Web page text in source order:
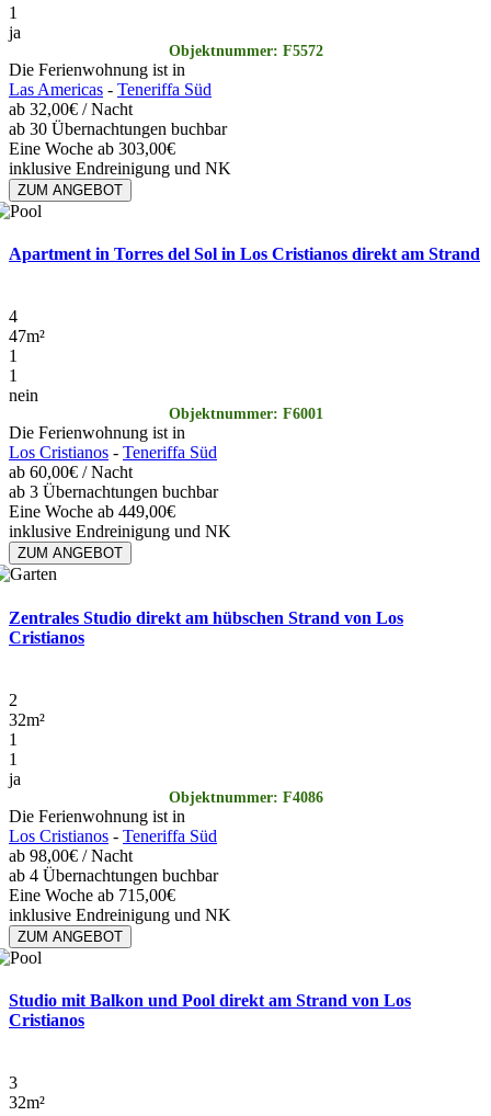
1
ja
Objektnummer: F5572
Die Ferienwohnung ist in
Las Americas - Teneriffa Süd
ab 32,00€ / Nacht
ab 30 Übernachtungen buchbar
Eine Woche ab 303,00€
inklusive Endreinigung und NK
ZUM ANGEBOT
Apartment in Torres del Sol in Los Cristianos direkt am Strand
4
47m²
1
1
nein
Objektnummer: F6001
Die Ferienwohnung ist in
Los Cristianos - Teneriffa Süd
ab 60,00€ / Nacht
ab 3 Übernachtungen buchbar
Eine Woche ab 449,00€
inklusive Endreinigung und NK
ZUM ANGEBOT
Zentrales Studio direkt am hübschen Strand von Los
Cristianos
2
32m²
1
1
ja
Objektnummer: F4086
Die Ferienwohnung ist in
Los Cristianos - Teneriffa Süd
ab 98,00€ / Nacht
ab 4 Übernachtungen buchbar
Eine Woche ab 715,00€
inklusive Endreinigung und NK
ZUM ANGEBOT
Studio mit Balkon und Pool direkt am Strand von Los
Cristianos
3
32m²